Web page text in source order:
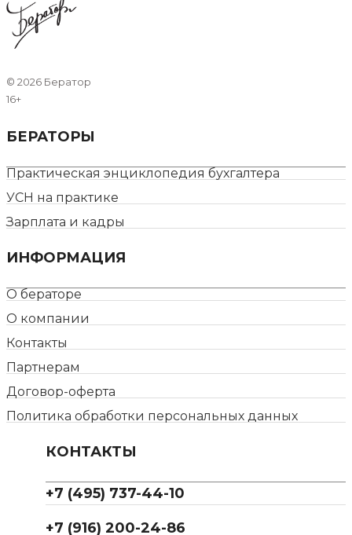
© 2026 Бератор
16+
БЕРАТОРЫ
Практическая энциклопедия бухгалтера
УСН на практике
Зарплата и кадры
ИНФОРМАЦИЯ
О бераторе
О компании
Контакты
Партнерам
Договор-оферта
Политика обработки персональных данных
КОНТАКТЫ
+7 (495) 737-44-10
+7 (916) 200-24-86